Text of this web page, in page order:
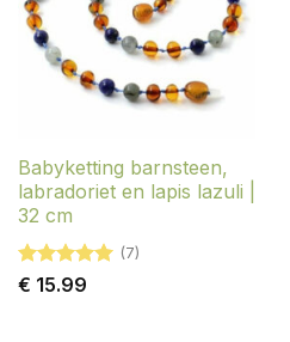
Babyketting barnsteen,
labradoriet en lapis lazuli |
32 cm
Gewaardeerd
(7)
€ 15.99